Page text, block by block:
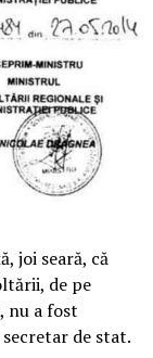
joi seară, că
de pe
nu a fost
de stat.